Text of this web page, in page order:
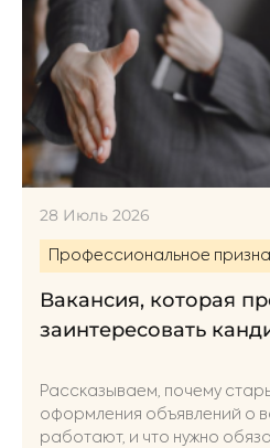
28 Июль 2026
Профессиональное
Вакансия, которая
заинтересовать
Рассказываем, почему
оформления объявлений о
работают, и что нужно